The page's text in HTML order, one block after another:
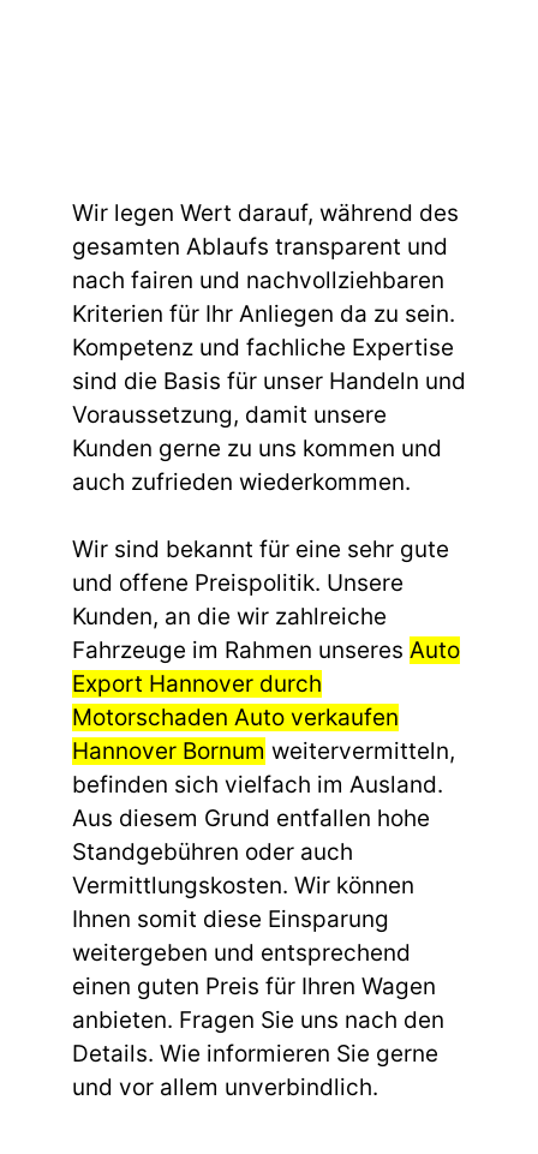
Wir legen Wert darauf, während des
gesamten Ablaufs transparent und
nach fairen und nachvollziehbaren
Kriterien für Ihr Anliegen da zu sein.
Kompetenz und fachliche Expertise
sind die Basis für unser Handeln und
Voraussetzung, damit unsere
Kunden gerne zu uns kommen und
auch zufrieden wiederkommen.
Wir sind bekannt für eine sehr gute
und offene Preispolitik. Unsere
Kunden, an die wir zahlreiche
Fahrzeuge im Rahmen unseres Auto
Export Hannover durch
Motorschaden Auto verkaufen
Hannover Bornum weitervermitteln,
befinden sich vielfach im Ausland.
Aus diesem Grund entfallen hohe
Standgebühren oder auch
Vermittlungskosten. Wir können
Ihnen somit diese Einsparung
weitergeben und entsprechend
einen guten Preis für Ihren Wagen
anbieten. Fragen Sie uns nach den
Details. Wie informieren Sie gerne
und vor allem unverbindlich.